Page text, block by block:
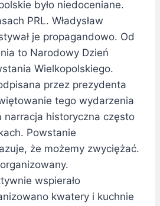
było niedoceniane.
PRL. Władysław
je propagandowo. Od
to Narodowy Dzień
Wielkopolskiego.
przez prezydenta
tego wydarzenia
narracja historyczna często
Powstanie
że możemy zwyciężać.
wspierało
kwatery i kuchnie